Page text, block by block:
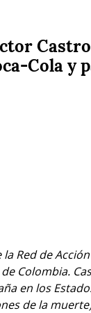
Cola y
la Red de
Colombia.
en los
de la